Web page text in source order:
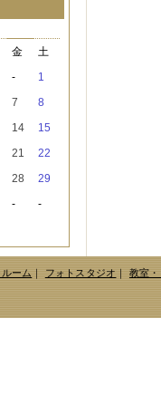
金
土
-
1
7
8
14
15
21
22
28
29
- -
ーム｜ フォトスタジオ｜ 教室